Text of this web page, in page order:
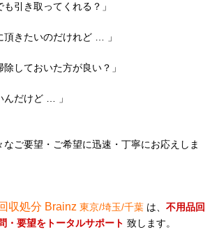
も引き取ってくれる？」
頂きたいのだけれど … 」
除しておいた方が良い？」
んだけど … 」
なご要望・ご希望に迅速・丁寧にお応えしま
収処分 Brainz 東京/埼玉/千葉 は、 不用品回
・要望をトータルサポート 致します。